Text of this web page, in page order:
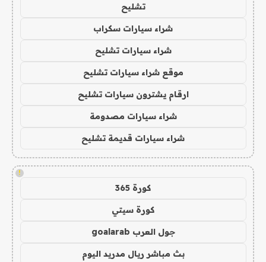
تشليح
شراء سيارات سكراب
شراء سيارات تشليح
موقع شراء سيارات تشليح
ارقام يشترون سيارات تشليح
شراء سيارات مصدومة
شراء سيارات قديمة تشليح
!
كورة 365
كورة سيتي
جول العرب goalarab
بث مباشر ريال مدريد اليوم